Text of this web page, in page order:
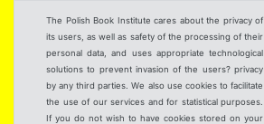
The Polish Book Institute cares about the privacy of
its users, as well as safety of the processing of their
personal data, and uses appropriate technological
solutions to prevent invasion of the users? privacy
by any third parties. We also use cookies to facilitate
the use of our services and for statistical purposes.
If you do not wish to have cookies stored on your